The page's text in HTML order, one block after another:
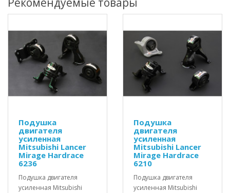
Подушка
двигателя
усиленная
Mitsubishi Lancer
Mirage Hardrace
6236
Подушка двигателя
усиленная Mitsubishi
Подушка
двигателя
усиленная
Mitsubishi Lancer
Mirage Hardrace
6210
Подушка двигателя
усиленная Mitsubishi